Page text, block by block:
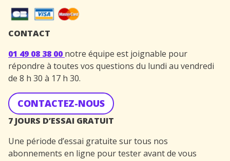
CONTACT
01 49 08 38 00 notre équipe est joignable pour
répondre à toutes vos questions du lundi au vendredi
de 8 h 30 à 17 h 30.
CONTACTEZ-NOUS
7 JOURS D’ESSAI GRATUIT
Une période d’essai gratuite sur tous nos
abonnements en ligne pour tester avant de vous